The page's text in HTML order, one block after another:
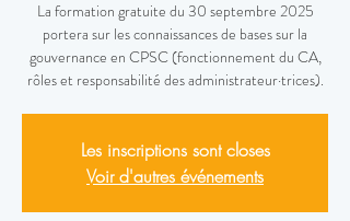
La formation gratuite du 30 septembre 2025
portera sur les connaissances de bases sur la
gouvernance en CPSC (fonctionnement du CA,
rôles et responsabilité des administrateur·trices).
Les inscriptions sont closes
Voir d'autres événements